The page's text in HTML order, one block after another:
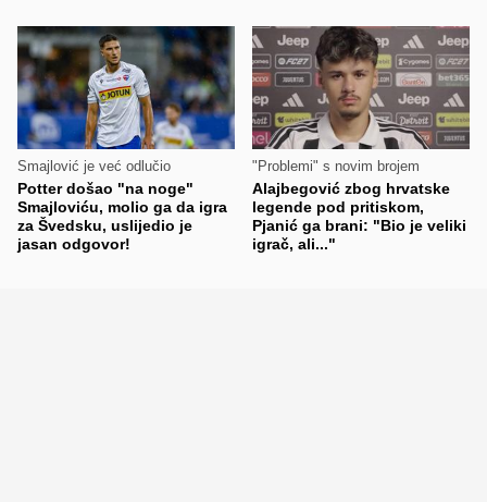
Smajlović je već odlučio
Potter došao "na noge"
Smajloviću, molio ga da igra
za Švedsku, uslijedio je
jasan odgovor!
"Problemi" s novim brojem
Alajbegović zbog hrvatske
legende pod pritiskom,
Pjanić ga brani: "Bio je veliki
igrač, ali..."